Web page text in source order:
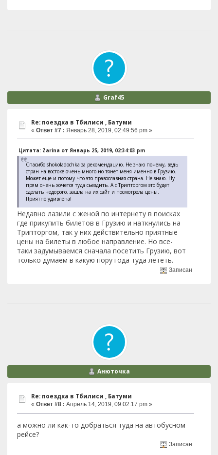
Graf45
Re: поездка в Тбилиси , Батуми
« Ответ #7 : Январь 28, 2019, 02:49:56 pm »
Цитата: Zarina от Январь 25, 2019, 02:34:03 pm
Спасибо shokoladochka за рекомендацию. Не знаю почему, ведь
стран на востоке очень много но тянет меня именно в Грузию.
Может еще и потому что это православная страна. Не знаю. Ну
прям очень хочется туда сьездить. А с Трипторгом это будет
сделать недорого, зашла на их сайт и посмотрела цены.
Приятно удивлена!
Недавно лазили с женой по интернету в поисках
где прикупить билетов в Грузию и наткнулись на
Трипторгом, так у них действительно приятные
цены на билеты в любое направление. Но все-
таки задумываемся сначала посетить Грузию, вот
только думаем в какую пору года туда лететь.
Записан
Анюточка
Re: поездка в Тбилиси , Батуми
« Ответ #8 : Апрель 14, 2019, 09:02:17 pm »
а можно ли как-то добраться туда на автобусном
рейсе?
Записан